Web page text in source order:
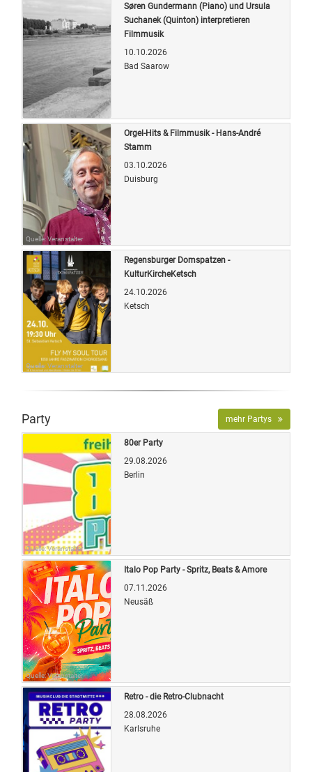
Quelle: Veranstalter
Søren Gundermann (Piano) und Ursula
Suchanek (Quinton) interpretieren
Filmmusik
10.10.2026
Bad Saarow
Quelle: Veranstalter
Orgel-Hits & Filmmusik - Hans-André
Stamm
03.10.2026
Duisburg
Quelle: Veranstalter
Regensburger Domspatzen -
KulturKircheKetsch
24.10.2026
Ketsch
Party mehr Partys
Quelle: Veranstalter
80er Party
29.08.2026
Berlin
Quelle: Veranstalter
Italo Pop Party - Spritz, Beats & Amore
07.11.2026
Neusäß
Retro - die Retro-Clubnacht
28.08.2026
Karlsruhe